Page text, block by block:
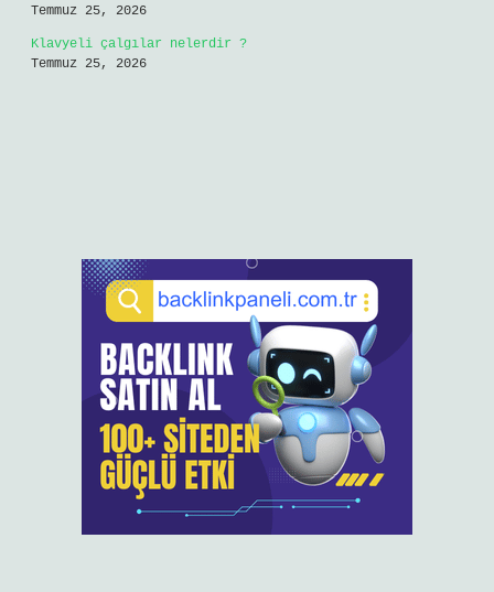
Temmuz 25, 2026
Klavyeli çalgılar nelerdir ?
Temmuz 25, 2026